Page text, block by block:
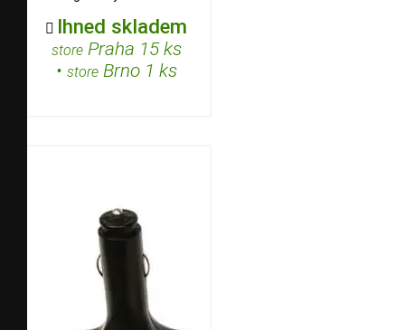
 Ihned skladem
storePraha 15 ks
• storeBrno 1 ks